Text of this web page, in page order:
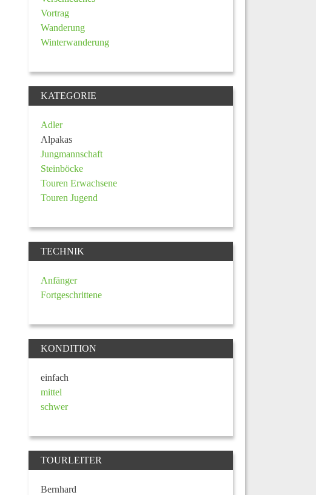
Vortrag
Wanderung
Winterwanderung
KATEGORIE
Adler
Alpakas
Jungmannschaft
Steinböcke
Touren Erwachsene
Touren Jugend
TECHNIK
Anfänger
Fortgeschrittene
KONDITION
einfach
mittel
schwer
TOURLEITER
Bernhard